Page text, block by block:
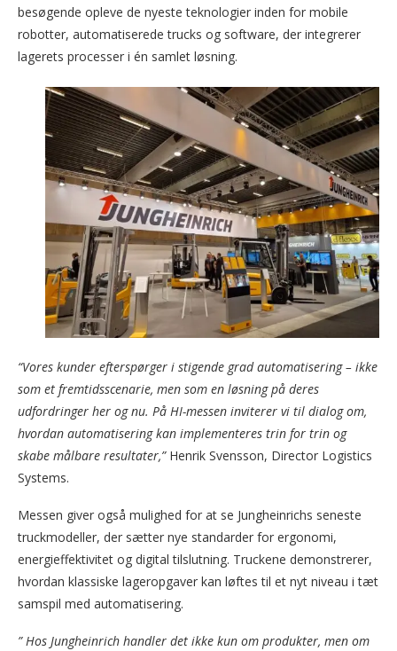
besøgende opleve de nyeste teknologier inden for mobile
robotter, automatiserede trucks og software, der integrerer
lagerets processer i én samlet løsning.
“Vores kunder efterspørger i stigende grad automatisering – ikke
som et fremtidsscenarie, men som en løsning på deres
udfordringer her og nu. På HI-messen inviterer vi til dialog om,
hvordan automatisering kan implementeres trin for trin og
skabe målbare resultater,”Henrik Svensson, Director Logistics
Systems.
Messen giver også mulighed for at se Jungheinrichs seneste
truckmodeller, der sætter nye standarder for ergonomi,
energieffektivitet og digital tilslutning. Truckene demonstrerer,
hvordan klassiske lageropgaver kan løftes til et nyt niveau i tæt
samspil med automatisering.
” Hos Jungheinrich handler det ikke kun om produkter, men om